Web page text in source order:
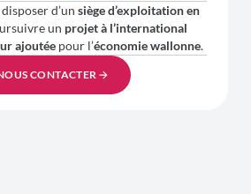
d’un siège d’exploitation en
un projet à l’international
ajoutéepour l’économie wallonne.
CONTACTER